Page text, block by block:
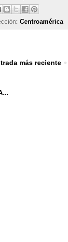
Centroamérica
más reciente